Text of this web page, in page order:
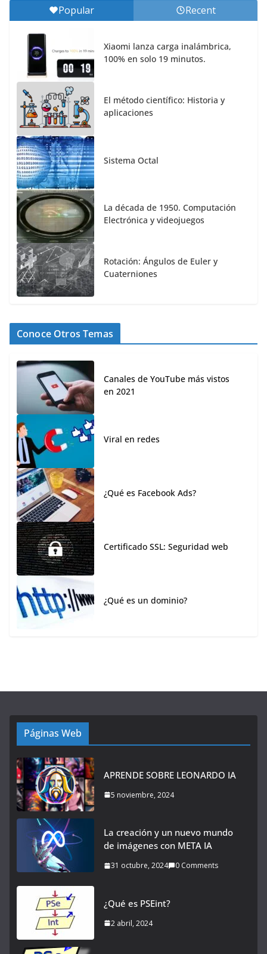
Popular Recent
Xiaomi lanza carga inalámbrica,
100% en solo 19 minutos.
El método científico: Historia y
aplicaciones
Sistema Octal
La década de 1950. Computación
Electrónica y videojuegos
Rotación: Ángulos de Euler y
Cuaterniones
Conoce Otros Temas
Canales de YouTube más vistos
en 2021
Viral en redes
¿Qué es Facebook Ads?
Certificado SSL: Seguridad web
¿Qué es un dominio?
Páginas Web
APRENDE SOBRE LEONARDO IA
5 noviembre, 2024
La creación y un nuevo mundo
de imágenes con META IA
31 octubre, 2024 0 Comments
¿Qué es PSEint?
2 abril, 2024